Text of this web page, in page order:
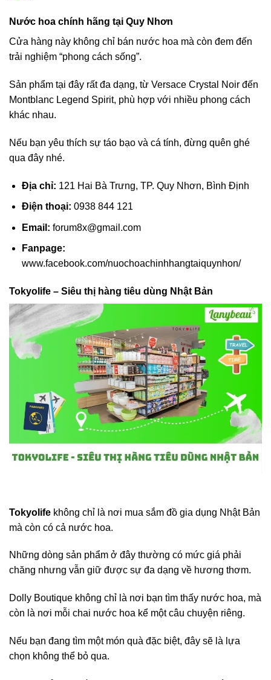
Nước hoa chính hãng tại Quy Nhơn
Cửa hàng này không chỉ bán nước hoa mà còn đem đến
trải nghiệm “phong cách sống”.
Sản phẩm tại đây rất đa dạng, từ Versace Crystal Noir đến
Montblanc Legend Spirit, phù hợp với nhiều phong cách
khác nhau.
Nếu bạn yêu thích sự táo bạo và cá tính, đừng quên ghé
qua đây nhé.
Địa chỉ: 121 Hai Bà Trưng, TP. Quy Nhơn, Bình Định
Điện thoại: 0938 844 121
Email: forum8x@gmail.com
Fanpage:
www.facebook.com/nuochoachinhhangtaiquynhon/
Tokyolife – Siêu thị hàng tiêu dùng Nhật Bản
Tokyolife không chỉ là nơi mua sắm đồ gia dụng Nhật Bản
mà còn có cả nước hoa.
Những dòng sản phẩm ở đây thường có mức giá phải
chăng nhưng vẫn giữ được sự đa dạng về hương thơm.
Dolly Boutique không chỉ là nơi bạn tìm thấy nước hoa, mà
còn là nơi mỗi chai nước hoa kể một câu chuyện riêng.
Nếu bạn đang tìm một món quà đặc biệt, đây sẽ là lựa
chọn không thể bỏ qua.